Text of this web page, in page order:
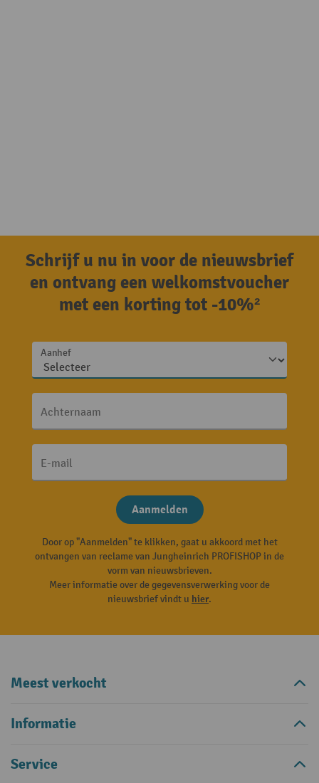
Schrijf u nu in voor de nieuwsbrief
en ontvang een welkomstvoucher
met een korting tot -10%²
Aanhef
Achternaam
E-mail
Aanmelden
Door op "Aanmelden" te klikken, gaat u akkoord met het
ontvangen van reclame van Jungheinrich PROFISHOP in de
vorm van nieuwsbrieven.
Meer informatie over de gegevensverwerking voor de
nieuwsbrief vindt u hier.
Meest verkocht
Informatie
Service